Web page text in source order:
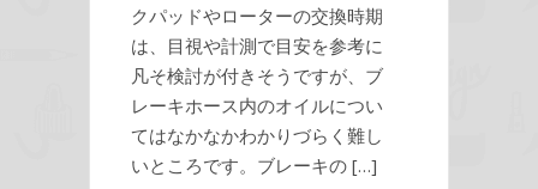
クパッドやローターの交換時期
は、目視や計測で目安を参考に
凡そ検討が付きそうですが、ブ
レーキホース内のオイルについ
てはなかなかわかりづらく難し
いところです。ブレーキの […]